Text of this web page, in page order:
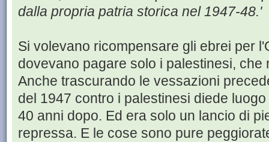
dalla propria patria storica nel 1947-48.'
Si volevano ricompensare gli ebrei per
dovevano pagare solo i palestinesi, che
Anche trascurando le vessazioni
del 1947 contro i palestinesi diede
40 anni dopo. Ed era solo un lancio di
repressa. E le cose sono pure